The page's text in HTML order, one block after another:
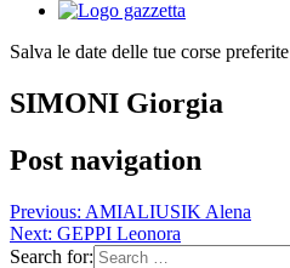
Salva le date delle tue corse preferite
SIMONI Giorgia
Post navigation
Previous: AMIALIUSIK Alena
Next: GEPPI Leonora
Search for: